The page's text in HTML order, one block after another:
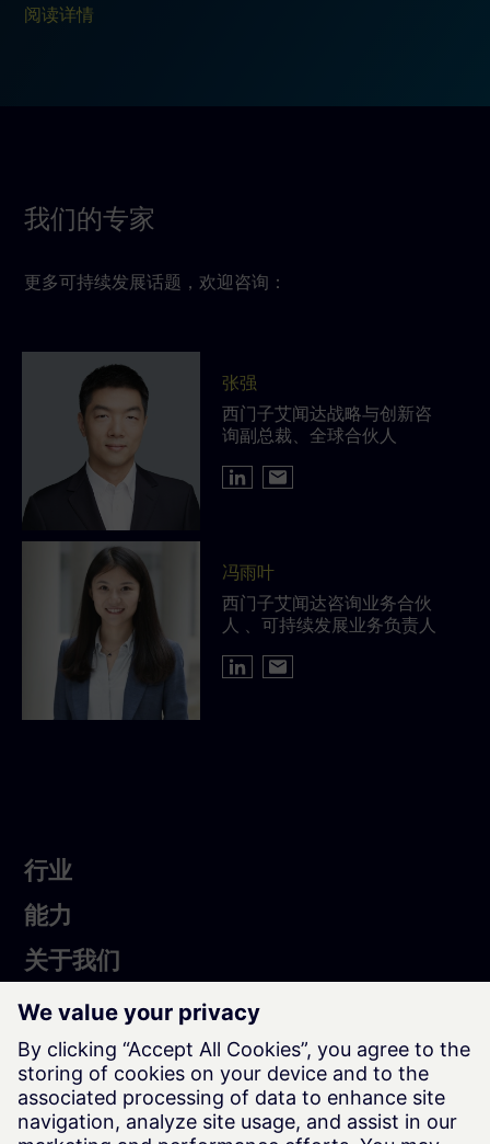
阅读详情
我们的专家
更多可持续发展话题，欢迎咨询：
张强
西门子艾闻达战略与创新咨
询副总裁、全球合伙人
冯雨叶
西门子艾闻达咨询业务合伙
人 、可持续发展业务负责人
行
行业
Services
能力
About
Us
关于我们
西门子艾闻达小程序